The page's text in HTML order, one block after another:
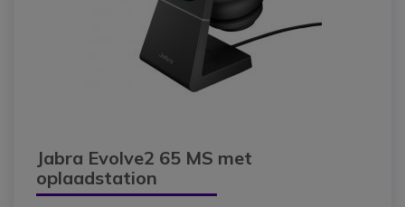
Jabra Evolve2 65 MS met
oplaadstation